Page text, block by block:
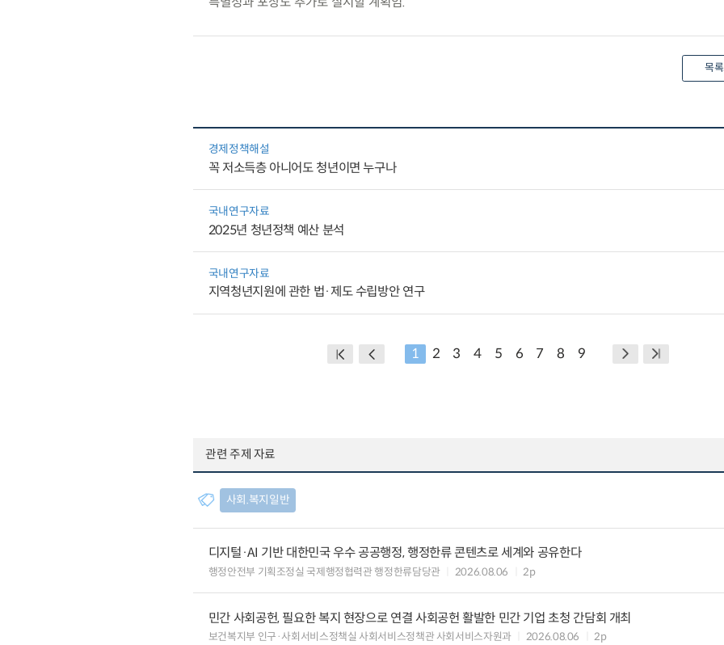
목록
경제정책해설
꼭 저소득층 아니어도 청년이면 누구나
국내연구자료
2025년 청년정책 예산 분석
국내연구자료
지역청년지원에 관한 법·제도 수립방안 연구
1 2 3 4 5 6 7 8 9
관련 주제 자료
사회.복지일반
디지털·AI 기반 대한민국 우수 공공행정, 행정한류 콘텐츠로 세계와 공유한다
행정안전부 기획조정실 국제행정협력관 행정한류담당관 2026.08.06 2p
민간 사회공헌, 필요한 복지 현장으로 연결 사회공헌 활발한 민간 기업 초청 간담회 개최
보건복지부 인구·사회서비스정책실 사회서비스정책관 사회서비스자원과 2026.08.06 2p